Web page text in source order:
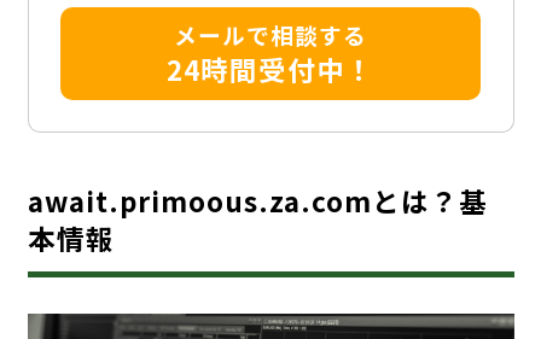
メールで相談する
24時間受付中！
await.primoous.za.comとは？基
本情報